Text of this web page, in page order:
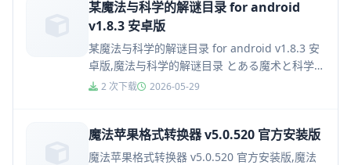
某魔法与科学的解谜目录 for android
v1.8.3 安卓版
某魔法与科学的解谜目录 for android v1.8.3 安
卓版,魔法与科学的解谜目录 とある魔术と科学の
谜解目録安卓版是一款消除类战斗游戏，该部游
2 次下载 2026-05-29
魔法苹果格式转换器 v5.0.520 官方安装版
魔法苹果格式转换器 v5.0.520 官方安装版,魔法